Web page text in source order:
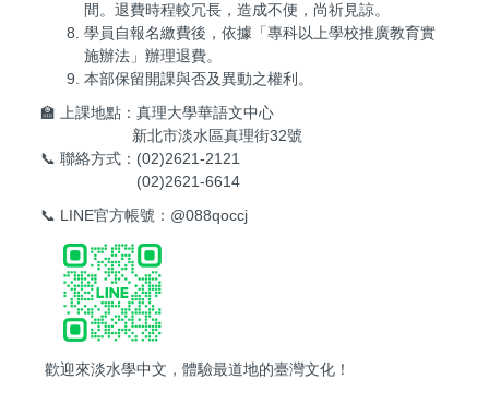
間。退費時程較冗長，造成不便，尚祈見諒。
學員自報名繳費後，依據「專科以上學校推廣教育實
施辦法」辦理退費。
本部保留開課與否及異動之權利。
🏫 上課地點：真理大學華語文中心
新北市淡水區真理街32號
📞 聯絡方式：(02)2621-2121
(02)2621-6614
📞 LINE官方帳號：@088qoccj
歡迎來淡水學中文，體驗最道地的臺灣文化！